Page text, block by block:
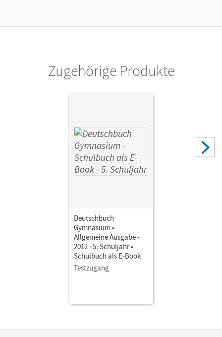
Zugehörige Produkte
Deutschbuch
Gymnasium •
Allgemeine Ausgabe -
2012 · 5. Schuljahr •
Schulbuch als E-Book
Testzugang